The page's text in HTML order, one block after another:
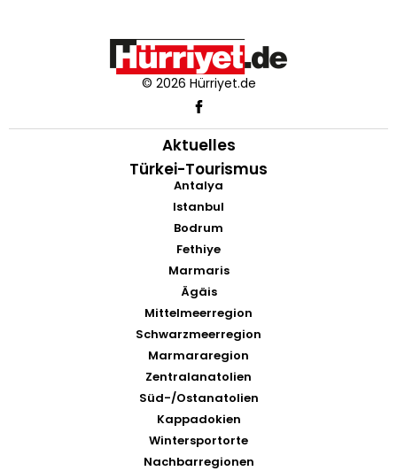
© 2026 Hürriyet.de
Aktuelles
Türkei-Tourismus
Antalya
Istanbul
Bodrum
Fethiye
Marmaris
Ägäis
Mittelmeerregion
Schwarzmeerregion
Marmararegion
Zentralanatolien
Süd-/Ostanatolien
Kappadokien
Wintersportorte
Nachbarregionen